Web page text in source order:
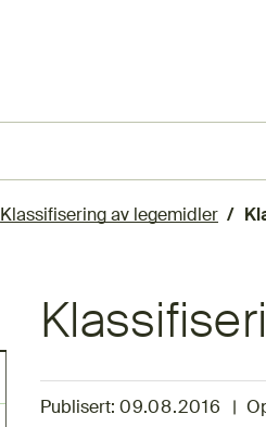
Klassifisering av legemidler
Publisert: 09.08.2016